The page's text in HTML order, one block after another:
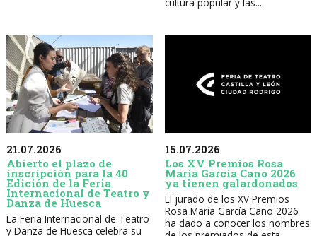
21.07.2026
Abierto el plazo de
inscripción para la 40
Edición de la Feria
Internacional de Teatro y
Danza de Huesca
La Feria Internacional de Teatro
y Danza de Huesca celebra su
15.07.2026
Los XV Premios Rosa
María García Cano 2026
ya tienen galardonados
El jurado de los XV Premios
Rosa María García Cano 2026
ha dado a conocer los nombres